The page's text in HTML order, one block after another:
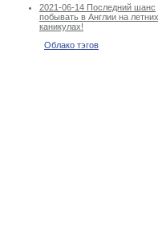
2021-06-14 Последний шанс
побывать в Англии на летних
каникулах!
Облако тэгов